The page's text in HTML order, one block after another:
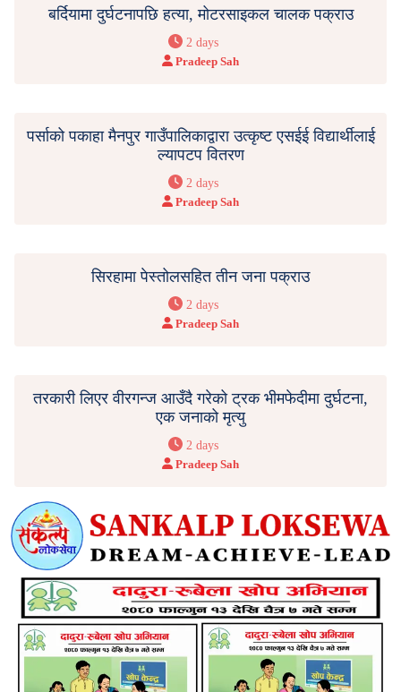
बर्दियामा दुर्घटनापछि हत्या, मोटरसाइकल चालक पक्राउ
2 days
Pradeep Sah
पर्साको पकाहा मैनपुर गाउँपालिकाद्वारा उत्कृष्ट एसईई विद्यार्थीलाई
ल्यापटप वितरण
2 days
Pradeep Sah
सिरहामा पेस्तोलसहित तीन जना पक्राउ
2 days
Pradeep Sah
तरकारी लिएर वीरगन्ज आउँदै गरेको ट्रक भीमफेदीमा दुर्घटना,
एक जनाको मृत्यु
2 days
Pradeep Sah